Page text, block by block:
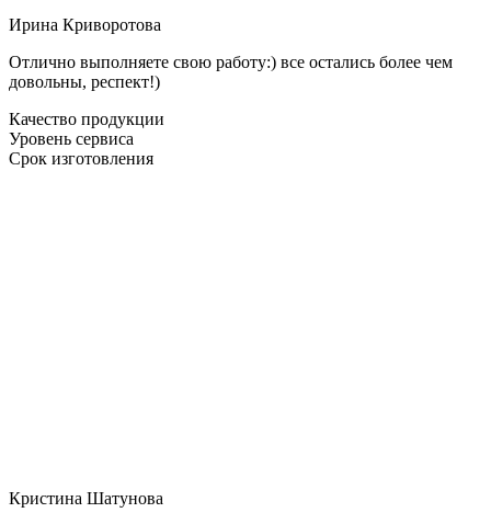
Ирина Криворотова
Отлично выполняете свою работу:) все остались более чем
довольны, респект!)
Качество продукции
Уровень сервиса
Срок изготовления
Кристина Шатунова